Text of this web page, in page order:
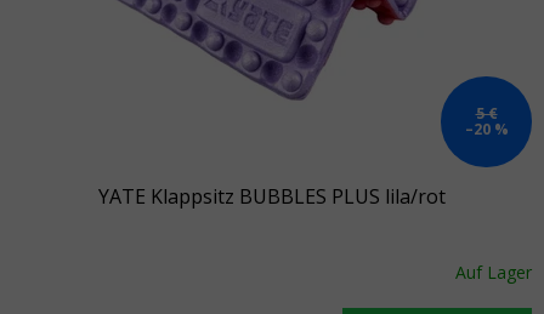
5 €
–20 %
YATE Klappsitz BUBBLES PLUS lila/rot
Auf Lager